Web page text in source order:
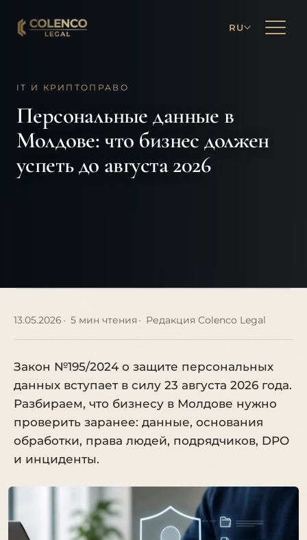
RU
IT И КРИПТОПРАВО
Персональные данные в
Молдове: что бизнес должен
успеть до августа 2026
13.05.2026 5 мин чтения Редакция Colenco Legal
Закон №195/2024 о защите персональных
данных вступает в силу 23 августа 2026 года.
Разбираем, что бизнесу в Молдове нужно
проверить заранее: данные, основания
обработки, права людей, подрядчиков, DPO
и инциденты.